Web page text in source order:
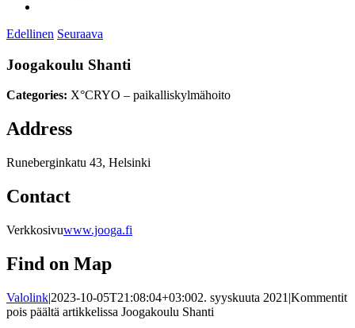
Edellinen Seuraava
Joogakoulu Shanti
Categories: X°CRYO – paikalliskylmähoito
Address
Runeberginkatu 43, Helsinki
Contact
Verkkosivuwww.jooga.fi
Find on Map
Valolink|2023-10-05T21:08:04+03:002. syyskuuta 2021 |Kommentit
pois päältä artikkelissa Joogakoulu Shanti